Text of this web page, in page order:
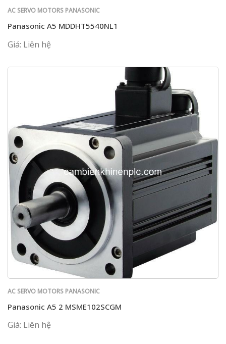
AC SERVO MOTORS PANASONIC
Panasonic A5 MDDHT5540NL1
Giá: Liên hệ
AC SERVO MOTORS PANASONIC
Panasonic A5 2 MSME102SCGM
Giá: Liên hệ